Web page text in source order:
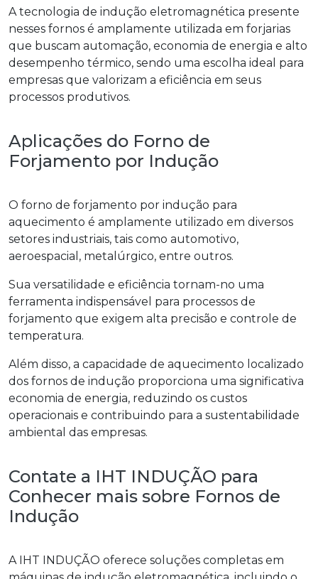
A tecnologia de indução eletromagnética presente
nesses fornos é amplamente utilizada em forjarias
que buscam automação, economia de energia e alto
desempenho térmico, sendo uma escolha ideal para
empresas que valorizam a eficiência em seus
processos produtivos.
Aplicações do Forno de
Forjamento por Indução
O forno de forjamento por indução para
aquecimento é amplamente utilizado em diversos
setores industriais, tais como automotivo,
aeroespacial, metalúrgico, entre outros.
Sua versatilidade e eficiência tornam-no uma
ferramenta indispensável para processos de
forjamento que exigem alta precisão e controle de
temperatura.
Além disso, a capacidade de aquecimento localizado
dos fornos de indução proporciona uma significativa
economia de energia, reduzindo os custos
operacionais e contribuindo para a sustentabilidade
ambiental das empresas.
Contate a IHT INDUÇÃO para
Conhecer mais sobre Fornos de
Indução
A IHT INDUÇÃO oferece soluções completas em